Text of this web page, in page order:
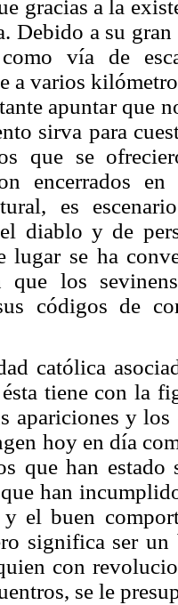
gracias a la
Debido a su
vía de
a varios
apuntar que
sirva para
que se
encerrados
es
diablo y de
lugar se ha
que los
códigos de
católica
tiene con la
apariciones y los
hoy en día
que han estado
han
el buen
significa ser
con
se le